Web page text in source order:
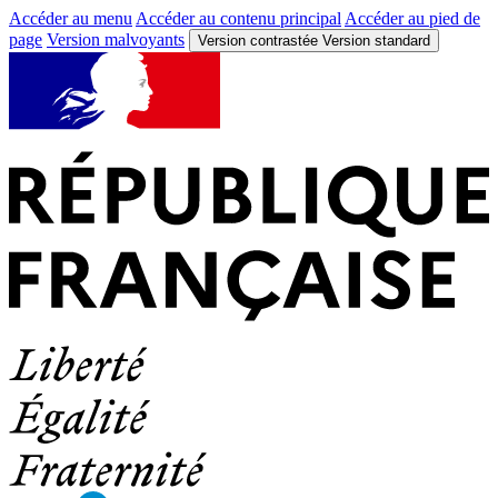
Accéder au menu Accéder au contenu principal Accéder au pied de
page Version malvoyants Version contrastée Version standard